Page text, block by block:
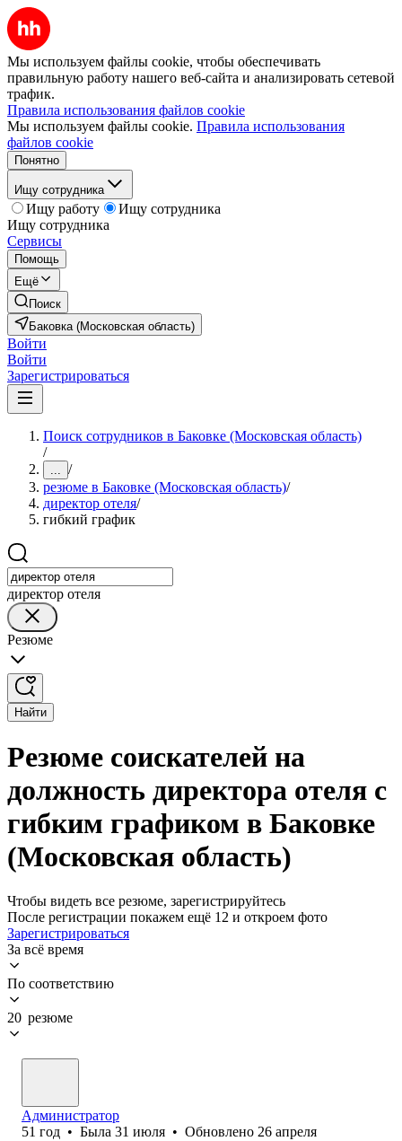
Мы используем файлы cookie, чтобы обеспечивать
правильную работу нашего веб-сайта и анализировать сетевой
трафик.
Правила использования файлов cookie
Мы используем файлы cookie. Правила использования
файлов cookie
Понятно
Ищу сотрудника
Ищу работу
Ищу сотрудника
Ищу сотрудника
Сервисы
Помощь
Ещё
Поиск
Баковка (Московская область)
Войти
Войти
Зарегистрироваться
Поиск сотрудников в Баковке (Московская область)
/
... /
резюме в Баковке (Московская область)/
директор отеля/
гибкий график
директор отеля
Резюме
Найти
Резюме соискателей на
должность директора отеля с
гибким графиком в Баковке
(Московская область)
Чтобы видеть все резюме, зарегистрируйтесь
После регистрации покажем ещё 12 и откроем фото
Зарегистрироваться
За всё время
По соответствию
20 резюме
Администратор
51 год • Была 31 июля • Обновлено 26 апреля